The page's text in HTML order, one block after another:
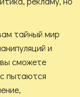
тайный мир
и
сможете
пытаются